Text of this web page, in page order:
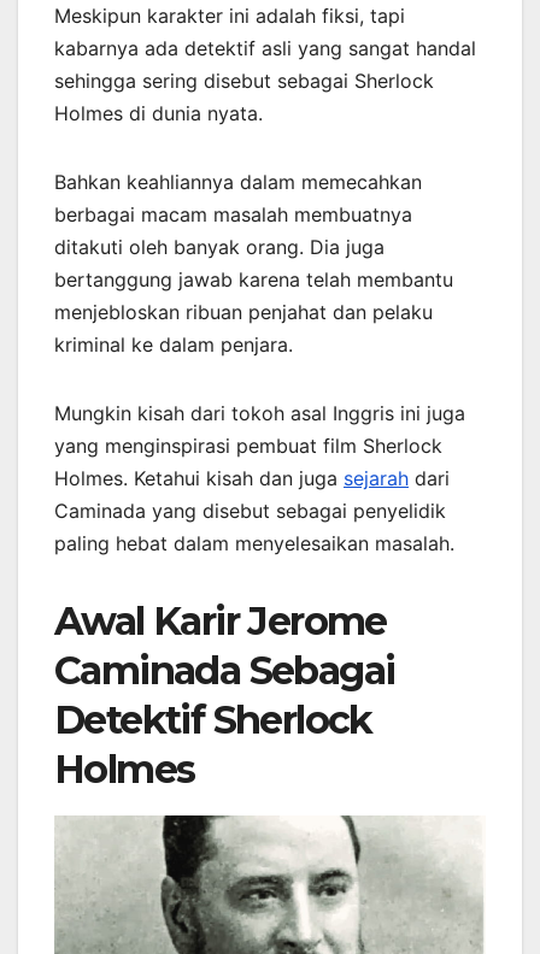
Meskipun karakter ini adalah fiksi, tapi
kabarnya ada detektif asli yang sangat handal
sehingga sering disebut sebagai Sherlock
Holmes di dunia nyata.
Bahkan keahliannya dalam memecahkan
berbagai macam masalah membuatnya
ditakuti oleh banyak orang. Dia juga
bertanggung jawab karena telah membantu
menjebloskan ribuan penjahat dan pelaku
kriminal ke dalam penjara.
Mungkin kisah dari tokoh asal Inggris ini juga
yang menginspirasi pembuat film Sherlock
Holmes. Ketahui kisah dan juga sejarah dari
Caminada yang disebut sebagai penyelidik
paling hebat dalam menyelesaikan masalah.
Awal Karir Jerome
Caminada Sebagai
Detektif Sherlock
Holmes